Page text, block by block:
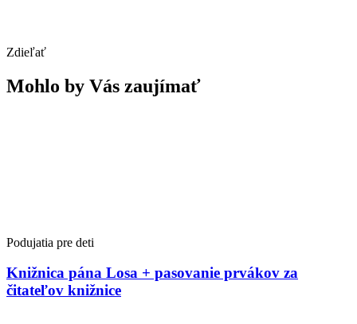
Zdieľať
Mohlo by Vás zaujímať
Podujatia pre deti
Knižnica pána Losa + pasovanie prvákov za
čitateľov knižnice